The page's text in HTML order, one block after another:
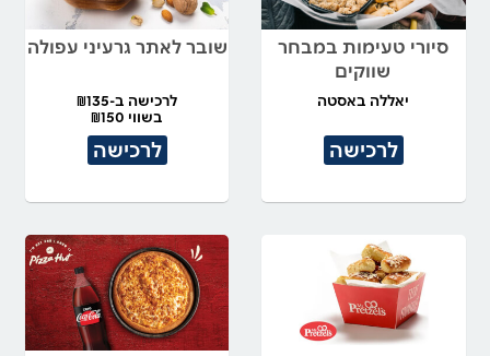
סיורי טעימות במבחר
שווקים
יאללה באסטה
לרכישה
שובר לאתר גרעיני עפולה
לרכישה ב-₪135
בשווי ₪150
לרכישה